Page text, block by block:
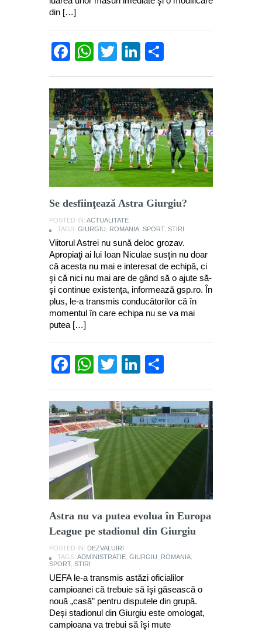
din […]
Facebook
WhatsApp
TwitterLinkedIn
Se desfiinţează Astra Giurgiu?
POSTED IN: ACTUALITATE
TAGS: GIURGIU ROMANIA SPORT, STIRI
Viitorul Astrei nu sună deloc grozav.
Apropiaţi ai lui Ioan Niculae susţin nu doar
că acesta nu mai e interesat de echipă, ci
şi că nici nu mai are de gând să o ajute să-
şi continue existenţa, informează gsp.ro. În
plus, le-a transmis conducătorilor că în
momentul în care echipa nu se va mai
putea […]
Facebook
WhatsApp
TwitterLinkedIn
Astra nu va putea evolua în Europa
League pe stadionul din Giurgiu
POSTED IN: DEZVALUIRI
TAGS: ADMINISTRATIE GIURGIU ROMANIA
SPORT, STIRI
UEFA le-a transmis astăzi oficialilor
campioanei că trebuie să îşi găsească o
nouă „casă” pentru disputele din grupă.
Deşi stadionul din Giurgiu este omologat,
campioana va trebui să îşi mute